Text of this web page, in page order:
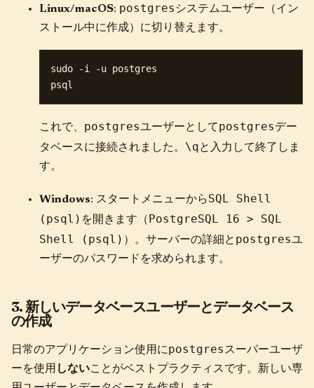
Linux/macOS: postgres システムユーザー（イン
ストール中に作成）に切り替えます。
sudo -i -u postgres
これで、 postgresユーザーとしてpostgresデー
タベースに接続されました。 \qと入力して終了しま
す。
Windows: スタートメニューからSQL Shell
(psql) を開きます（ PostgreSQL 16 > SQL
Shell (psql) ）。サーバーの詳細と postgresユ
ーザーのパスワードを求められます。
3. 新しいデータベースユーザーとデータベース
の作成
日常のアプリケーション使用にpostgresスーパーユーザ
ーを使用 しないことがベストプラクティスです。新しい専